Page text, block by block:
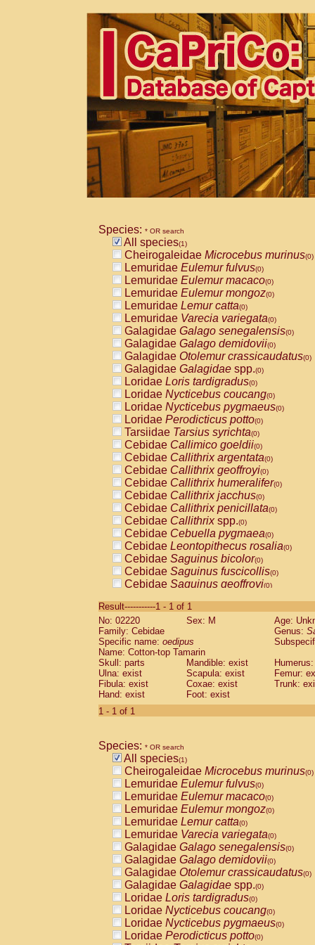
Species: * OR search
All species(1)
Cheirogaleidae Microcebus murinus(0)
Lemuridae Eulemur fulvus(0)
Lemuridae Eulemur macaco(0)
Lemuridae Eulemur mongoz(0)
Lemuridae Lemur catta(0)
Lemuridae Varecia variegata(0)
Galagidae Galago senegalensis(0)
Galagidae Galago demidovii(0)
Galagidae Otolemur crassicaudatus(0)
Galagidae Galagidae spp.(0)
Loridae Loris tardigradus(0)
Loridae Nycticebus coucang(0)
Loridae Nycticebus pygmaeus(0)
Loridae Perodicticus potto(0)
Tarsiidae Tarsius syrichta(0)
Cebidae Callimico goeldii(0)
Cebidae Callithrix argentata(0)
Cebidae Callithrix geoffroyi(0)
Cebidae Callithrix humeralifer(0)
Cebidae Callithrix jacchus(0)
Cebidae Callithrix penicillata(0)
Cebidae Callithrixspp.(0)
Cebidae Cebuella pygmaea(0)
Cebidae Leontopithecus rosalia(0)
Cebidae Saguinus bicolor(0)
Cebidae Saguinus fuscicollis(0)
Cebidae Saguinus geoffroyi(0)
CebidaeSaguinus labiatus(0)
Cebidae Saguinus leucopus (0)
Cebidae
CebidaeSaguinus mystax
Cebidae Saguinus nigricollis (0)
Cebidae Saguinus oedipus
Cebidae Saguinus weddelli
Cebidae Saguinusspp.
Cebidae
CebidaeCebus capucinus
CebidaeCebus nigrivittatus
CebidaeCebus spp.(0)
CebidaeSaimiri boliviensis(0)
CebidaeSaimiri sciureus(0)
AtelidaeAlouatta caraya(0)
AtelidaeAlouatta fusca(0)
AtelidaeAlouatta seniculus(0)
AtelidaeAlouattaspp.(0)
AtelidaeAteles belzebuth(0)
AtelidaeAteles geoffroyi(0)
AtelidaeAteles paniscus(0)
AtelidaeAtelesspp.(0)
AtelidaeLagothrix lagothricha(0)
AtelidaeLagothrix lagothricha cana
PitheciidaeCacajao calvus
Result-----------1 - 1 of 1
No: 02220
Sex: M
Age:
Family: Cebidae
Genus:
Specific name: oedipus
Name: Cotton-top Tamarin
Skull: parts
Mandible: exist
Ulna: exist
Scapula: exist
Femur:
Fibula: exist
Coxae: exist
Trunk:
Hand: exist
Foot: exist
1 - 1 of 1
Species: * OR search
All species(1)
Cheirogaleidae Microcebus murinus(0)
Lemuridae Eulemur fulvus(0)
Lemuridae Eulemur macaco(0)
Lemuridae Eulemur mongoz(0)
Lemuridae Lemur catta(0)
Lemuridae Varecia variegata(0)
Galagidae Galago senegalensis(0)
Galagidae Galago demidovii(0)
Galagidae Otolemur crassicaudatus(0)
Galagidae Galagidae spp.(0)
Loridae Loris tardigradus(0)
Loridae Nycticebus coucang(0)
Loridae Nycticebus pygmaeus(0)
Loridae Perodicticus potto(0)